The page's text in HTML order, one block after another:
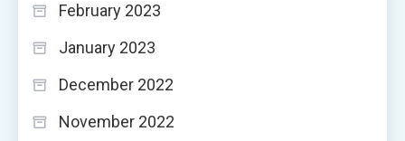
February 2023
January 2023
December 2022
November 2022